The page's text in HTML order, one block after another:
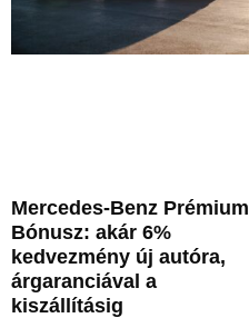
Mercedes-Benz Prémium
Bónusz: akár 6%
kedvezmény új autóra,
árgaranciával a
kiszállításig